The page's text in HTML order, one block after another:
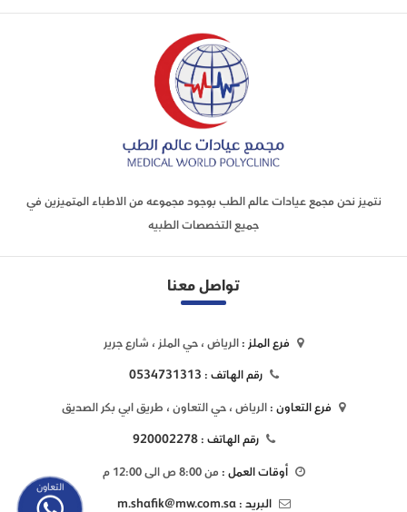
نتميز نحن مجمع عيادات عالم الطب بوجود مجموعه من الاطباء المتميزين في
جميع التخصصات الطبيه
تواصل معنا
فرع الملز :الرياض ، حي الملز ، شارع جرير
رقم الهاتف :0534731313
فرع التعاون :الرياض ، حي التعاون ، طريق ابي بكر الصديق
رقم الهاتف :920002278
أوقات العمل :من 8:00 ص الى 12:00 م
البريد :m.shafik@mw.com.sa التعاون